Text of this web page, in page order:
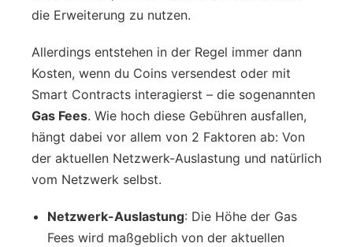
die Erweiterung zu nutzen.
Allerdings entstehen in der Regel immer dann
Kosten, wenn du Coins versendest oder mit
Smart Contracts interagierst – die sogenannten
Gas Fees. Wie hoch diese Gebühren ausfallen,
hängt dabei vor allem von 2 Faktoren ab: Von
der aktuellen Netzwerk-Auslastung und natürlich
vom Netzwerk selbst.
Netzwerk-Auslastung: Die Höhe der Gas
Fees wird maßgeblich von der aktuellen